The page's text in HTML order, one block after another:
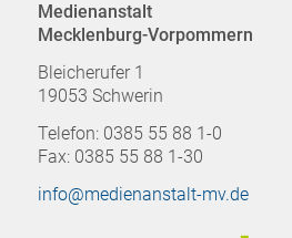
Medienanstalt
Mecklenburg-Vorpommern
Bleicherufer 1
19053 Schwerin
Telefon: 0385 55 88 1-0
Fax: 0385 55 88 1-30
info@medienanstalt-mv.de